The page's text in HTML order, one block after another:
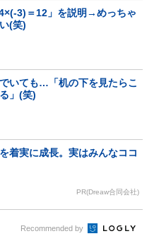
3)＝12」を説明→めっちゃ
(笑)
いても…「机の下を見たらこ
」(笑)
着実に成長。実はみんなココ
PR(Dreaw合同会社)
Recommended by